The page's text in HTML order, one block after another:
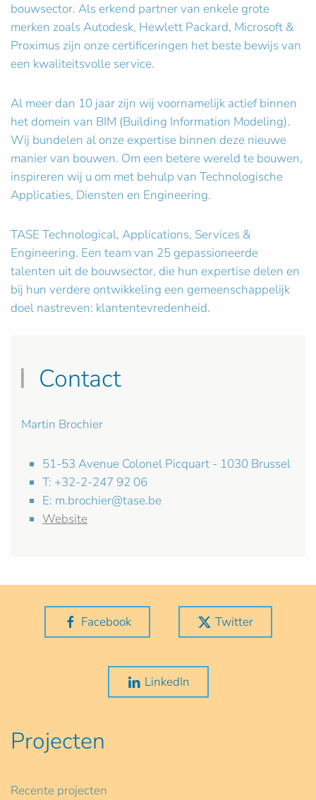
bouwsector. Als erkend partner van enkele grote
merken zoals Autodesk, Hewlett Packard, Microsoft &
Proximus zijn onze certificeringen het beste bewijs van
een kwaliteitsvolle service.
Al meer dan 10 jaar zijn wij voornamelijk actief binnen
het domein van BIM (Building Information Modeling).
Wij bundelen al onze expertise binnen deze nieuwe
manier van bouwen. Om een betere wereld te bouwen,
inspireren wij u om met behulp van Technologische
Applicaties, Diensten en Engineering.
TASE Technological, Applications, Services &
Engineering. Een team van 25 gepassioneerde
talenten uit de bouwsector, die hun expertise delen en
bij hun verdere ontwikkeling een gemeenschappelijk
doel nastreven: klantentevredenheid.
Contact
Martin Brochier
51-53 Avenue Colonel Picquart - 1030 Brussel
T: +32-2-247 92 06
E: m.brochier@tase.be
Website
Facebook Twitter
LinkedIn
Projecten
Recente projecten